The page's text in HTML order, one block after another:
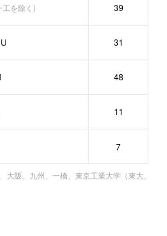
工を除く) 39
31
48
11
7
阪、九州、一橋、東京工業大学（東大、